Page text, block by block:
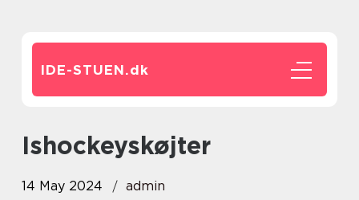
IDE-STUEN.dk
ishockeyskøjter
14 May 2024 admin